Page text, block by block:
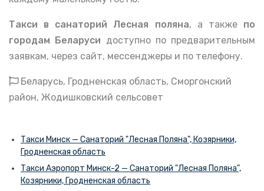
Такси в санаторий Лесная поляна, а также по
городам Беларуси доступно по предварительным
заявкам, через сайт, мессенджеры и по телефону.
Беларусь, Гродненская область, Сморгонский
район, Жодишковский сельсовет
Такси Минск — Санаторий "Лесная Поляна", Козярники,
Гродненская область
Такси Аэропорт Минск-2 — Санаторий "Лесная Поляна",
Козярники, Гродненская область